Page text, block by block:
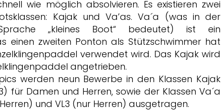
wie möglich absolvieren. Es existieren zwei
Kajak und Va’as. Va´a (was in der
Sprache „kleines Boot“ bedeutet) ist ein
einen zweiten Ponton als Stützschwimmer hat
verwendet wird. Das Kajak wird
angetrieben.
werden neun Bewerbe in den Klassen Kajak
für Damen und Herren, sowie der Klassen Va´a
und VL3 (nur Herren) ausgetragen.